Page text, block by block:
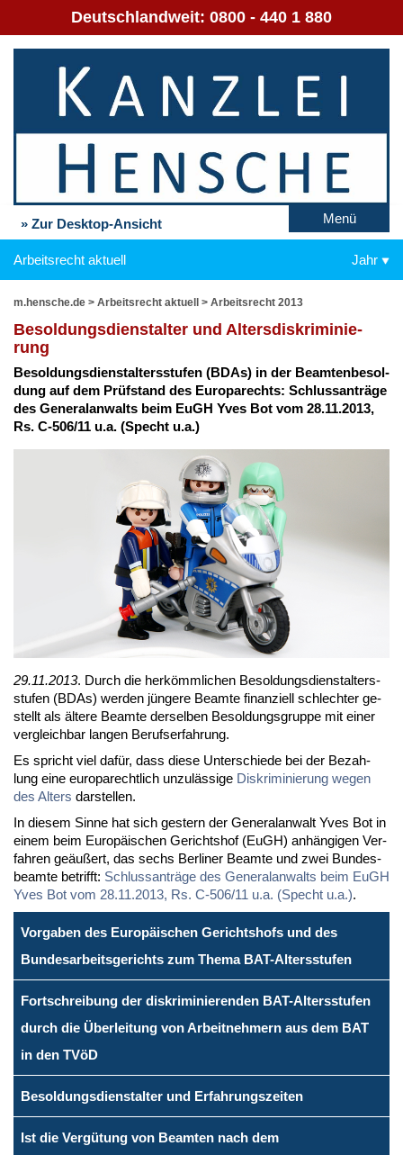
Deutschlandweit: 0800 - 440 1 880
» Zur Desktop-Ansicht Menü
Arbeitsrecht aktuell Jahr
m.hensche.de > Arbeitsrecht aktuell > Arbeitsrecht 2013
Be­sol­dungs­dienst­al­ter und Al­ters­dis­kri­mi­nie­
rung
Be­sol­dungs­dienst­al­ters­stu­fen (BDAs) in der Be­am­ten­be­sol­
dung auf dem Prüf­stand des Eu­ro­pa­rechts: Schluss­an­trä­ge
des Ge­ne­ral­an­walts beim EuGH Yves Bot vom 28.11.2013,
Rs. C-506/11 u.a. (Specht u.a.)
29.11.2013. Durch die her­kömm­li­chen Be­sol­dungs­dienst­al­ters­
stu­fen (BDAs) wer­den jün­ge­re Be­am­te fi­nan­zi­ell schlech­ter ge­
stellt als äl­te­re Be­am­te der­sel­ben Be­sol­dungs­grup­pe mit ei­ner
ver­gleich­bar lan­gen Be­rufs­er­fah­rung.
Es spricht viel da­für, dass die­se Un­ter­schie­de bei der Be­zah­
lung ei­ne eu­ro­pa­recht­lich un­zu­läs­si­ge Dis­kri­mi­nie­rung we­gen
des Al­ters dar­stel­len.
In die­sem Sin­ne hat sich ges­tern der Ge­ne­ral­an­walt Yves Bot in
ei­nem beim Eu­ro­päi­schen Ge­richts­hof (EuGH) an­hän­gi­gen Ver­
fah­ren ge­äu­ßert, das sechs Ber­li­ner Be­am­te und zwei Bun­des­
be­am­te be­trifft: Schluss­an­trä­ge des Ge­ne­ral­an­walts beim EuGH
Yves Bot vom 28.11.2013, Rs. C-506/11 u.a. (Specht u.a.).
Vorgaben des Europäischen Gerichtshofs und des
Bundesarbeitsgerichts zum Thema BAT-Altersstufen
Fortschreibung der diskriminierenden BAT-Altersstufen
durch die Überleitung von Arbeitnehmern aus dem BAT
in den TVöD
Besoldungsdienstalter und Erfahrungszeiten
Ist die Vergütung von Beamten nach dem